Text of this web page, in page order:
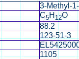
3-Methyl-
C5H 12O
88.2
123-51-3
1105